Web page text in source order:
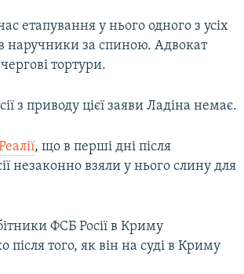
етапування у нього одного з усіх
наручники за спиною. Адвокат
тортури.
з приводу цієї заяви Ладіна немає.
, що в перші дні після
незаконно взяли у нього слину для
ФСБ Росії в Криму
того, як він на суді в Криму